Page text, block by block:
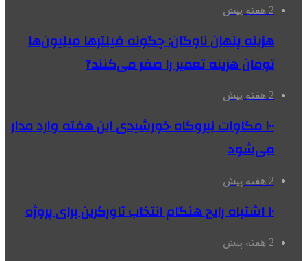
2 هفته پیش
هزینه پنهان ناوگان: چگونه فیلترها میلیون‌ها
تومان هزینه تعمیر را صفر می‌کنند?
2 هفته پیش
۱۰۰ مگاوات نیروگاه‌ خورشیدی این هفته وارد مدار
می‌شود
2 هفته پیش
۱۰ اشتباه رایج هنگام انتخاب تاورکرین برای پروژه
2 هفته پیش